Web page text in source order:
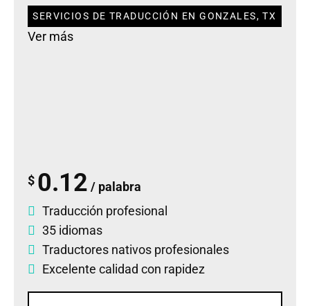
SERVICIOS DE TRADUCCIÓN EN GONZALES, TX
Ver más
$ 0.12 / palabra
Traducción profesional
35 idiomas
Traductores nativos profesionales
Excelente calidad con rapidez